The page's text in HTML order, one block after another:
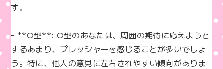
す。
- **O型**: O型のあなたは、周囲の期待に応えようと
するあまり、プレッシャーを感じることが多いでしょ
う。特に、他人の意見に左右されやすい傾向がありま